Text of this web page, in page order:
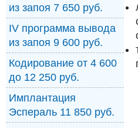
из запоя 7 650 руб.
IV программа вывода
из запоя 9 600 руб.
Кодирование от 4 600
до 12 250 руб.
Имплантация
Эспераль 11 850 руб.